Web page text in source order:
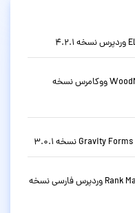
قالب فروشگاهی چندمنظوره وودمارت WoodMart ووکامرس نسخه
دانلود افزونه سئو حرفه ای رنک مث Rank Math Pro وردپرس فارسی نسخه